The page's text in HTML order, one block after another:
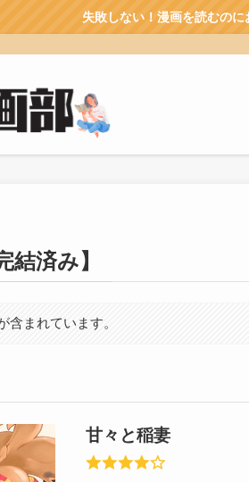
しない！漫画を読むのにおすすめの電子
結済み】
含まれています。
甘々と稲妻